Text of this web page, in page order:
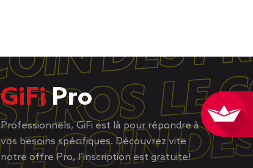
GiFiPro
Professionnels, GiFi est là pour répondre à
vos besoins spécifiques. Découvrez vite
notre offre Pro, l’inscription est gratuite!